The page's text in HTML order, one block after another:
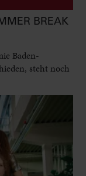
BREAK
Baden-
steht noch